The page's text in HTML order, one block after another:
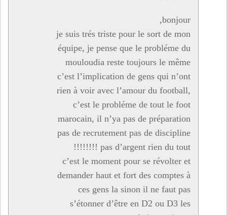
bonjour,
je suis trés triste pour le sort de mon
équipe, je pense que le probléme du
mouloudia reste toujours le même
c’est l’implication de gens qui n’ont
rien à voir avec l’amour du football,
c’est le probléme de tout le foot
marocain, il n’ya pas de préparation
pas de recrutement pas de discipline
pas d’argent rien du tout !!!!!!!!
c’est le moment pour se révolter et
demander haut et fort des comptes à
ces gens la sinon il ne faut pas
s’étonner d’être en D2 ou D3 les